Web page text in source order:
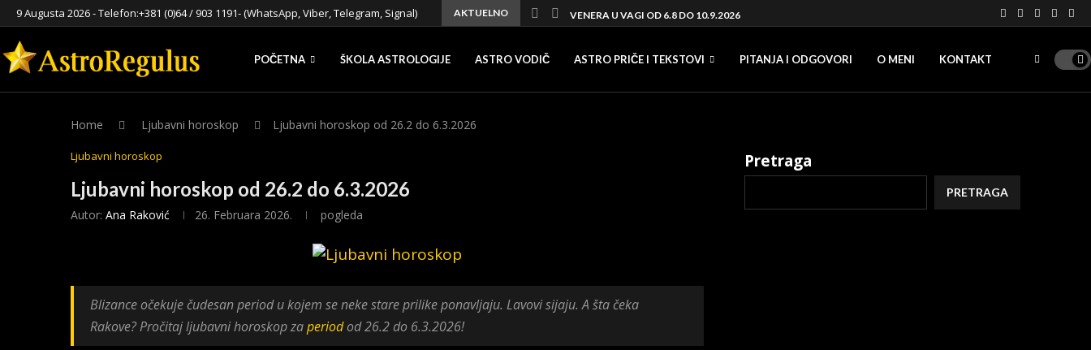
9 Augusta 2026 - Telefon:+381 (0)64 / 903 1191- (WhatsApp, Viber, Telegram, Signal) AKTUELNO VENERA U VAGI OD 6.8 DO 10.9.2026
POČETNA ŠKOLA ASTROLOGIJE ASTRO VODIČ ASTRO PRIČE I TEKSTOVI PITANJA I ODGOVORI O MENI KONTAKT
Home Ljubavni horoskop Ljubavni horoskop od 26.2 do 6.3.2026
Ljubavni horoskop
Ljubavni horoskop od 26.2 do 6.3.2026
Autor: Ana Raković 26. Februara 2026. pogleda
Blizance očekuje čudesan period u kojem se neke stare prilike ponavljaju. Lavovi sijaju. A šta čeka
Rakove? Pročitaj ljubavni horoskop zaperiodod 26.2 do 6.3.2026!
Pretraga
PRETRAGA